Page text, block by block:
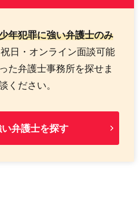
年犯罪に強い弁護士のみ
日・オンライン面談可能
た弁護士事務所を探せま
ください。
弁護士を探す